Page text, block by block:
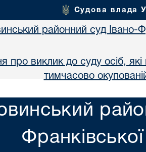
Судова влада
районний суд Івано-
про виклик до суду осіб,
тимчасово